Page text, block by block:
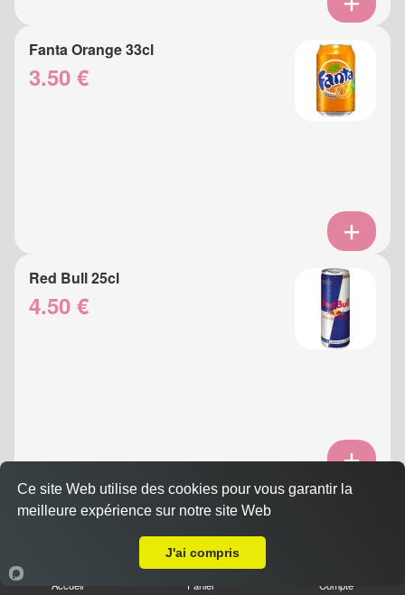
Fanta Orange 33cl
3.50 €
Red Bull 25cl
4.50 €
Eau Gazeuse 33cl
Accueil Panier Compte
Ce site Web utilise des cookies pour vous garantir la
meilleure expérience sur notre site Web
J'ai compris